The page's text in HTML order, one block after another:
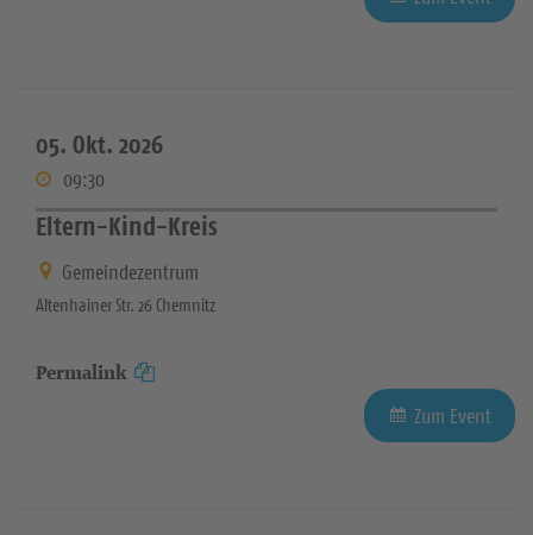
05. Okt. 2026
09:30
Eltern-Kind-Kreis
Gemeindezentrum
Altenhainer Str. 26 Chemnitz
Permalink
Zum Event